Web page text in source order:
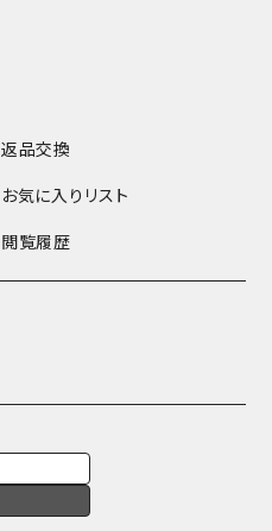
返品交換
お気に入りリスト
閲覧履歴